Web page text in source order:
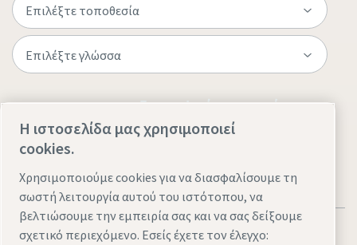
Επισκεφτείτε τον ιστότοπο
Η ιστοσελίδα μας χρησιμοποιεί
cookies.
Χρησιμοποιούμε cookies για να διασφαλίσουμε τη
σωστή λειτουργία αυτού του ιστότοπου, να
βελτιώσουμε την εμπειρία σας και να σας δείξουμε
σχετικό περιεχόμενο. Εσείς έχετε τον έλεγχο: